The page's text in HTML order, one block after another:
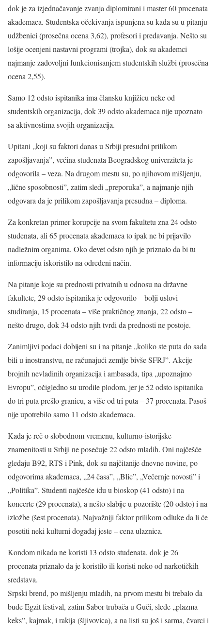
dok je za izjednačavanje zvanja diplomirani i master 60 procenata
akademaca. Studentska očekivanja ispunjena su kada su u pitanju
udžbenici (prosečna ocena 3,62), profesori i predavanja. Nešto su
lošije ocenjeni nastavni programi (trojka), dok su akademci
najmanje zadovoljni funkcionisanjem studentskih službi (prosečna
ocena 2,55).
Samo 12 odsto ispitanika ima člansku knjižicu neke od
studentskih organizacija, dok 39 odsto akademaca nije upoznato
sa aktivnostima svojih organizacija.
Upitani „koji su faktori danas u Srbiji presudni prilikom
zapošljavanja”, većina studenata Beogradskog univerziteta je
odgovorila – veza. Na drugom mestu su, po njihovom mišljenju,
„lične sposobnosti”, zatim sledi „preporuka”, a najmanje njih
odgovara da je prilikom zapošljavanja presudna – diploma.
Za konkretan primer korupcije na svom fakultetu zna 24 odsto
studenata, ali 65 procenata akademaca to ipak ne bi prijavilo
nadležnim organima. Oko devet odsto njih je priznalo da bi tu
informaciju iskoristilo na određeni način.
Na pitanje koje su prednosti privatnih u odnosu na državne
fakultete, 29 odsto ispitanika je odgovorilo – bolji uslovi
studiranja, 15 procenata – više praktičnog znanja, 22 odsto –
nešto drugo, dok 34 odsto njih tvrdi da prednosti ne postoje.
Zanimljivi podaci dobijeni su i na pitanje „koliko ste puta do sada
bili u inostranstvu, ne računajući zemlje bivše SFRJ”. Akcije
brojnih nevladinih organizacija i ambasada, tipa „upoznajmo
Evropu”, očigledno su urodile plodom, jer je 52 odsto ispitanika
do tri puta prešlo granicu, a više od tri puta – 37 procenata. Pasoš
nije upotrebilo samo 11 odsto akademaca.
Kada je reč o slobodnom vremenu, kulturno-istorijske
znamenitosti u Srbiji ne posećuje 22 odsto mladih. Oni najčešće
gledaju B92, RTS i Pink, dok su najčitanije dnevne novine, po
odgovorima akademaca, „24 časa”, „Blic”, „Večernje novosti” i
„Politika”. Studenti najčešće idu u bioskop (41 odsto) i na
koncerte (29 procenata), a nešto slabije u pozorište (20 odsto) i na
izložbe (šest procenata). Najvažniji faktor prilikom odluke da li će
posetiti neki kulturni događaj jeste – cena ulaznica.
Kondom nikada ne koristi 13 odsto studenata, dok je 26
procenata priznalo da je koristilo ili koristi neko od narkotičkih
sredstava.
Srpski brend, po mišljenju mladih, na prvom mestu bi trebalo da
bude Egzit festival, zatim Sabor trubača u Guči, slede „plazma
keks”, kajmak, i rakija (šljivovica), a na listi su još i sarma, čvarci i